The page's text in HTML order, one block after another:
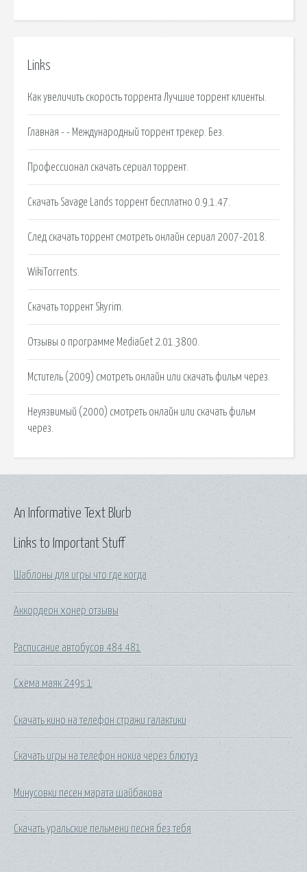
Links
Как увеличить скорость торрента Лучшие торрент клиенты.
Главная - - Международный торрент трекер. Без.
Профессионал скачать сериал торрент.
Скачать Savage Lands торрент бесплатно 0.9.1.47.
След скачать торрент смотреть онлайн сериал 2007-2018.
WikiTorrents.
Скачать торрент Skyrim.
Отзывы о программе MediaGet 2.01.3800.
Мститель (2009) смотреть онлайн или скачать фильм через.
Неуязвимый (2000) смотреть онлайн или скачать фильм
через.
Links to Important Stuff
Шаблоны для игры что где когда
Аккордеон хонер отзывы
Расписание автобусов 484 481
Схема маяк 249s 1
Скачать кино на телефон стражи галактики
Скачать игры на телефон нокиа через блютуз
Минусовки песен марата шайбакова
Скачать уральские пельмени песня без тебя
An Informative Text Blurb